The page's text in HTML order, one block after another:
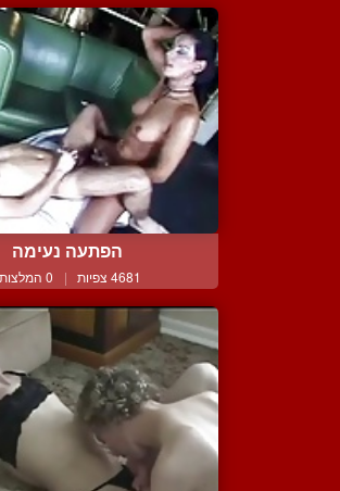
הפתעה נעימה
4681 צפיות | 0 המלצות